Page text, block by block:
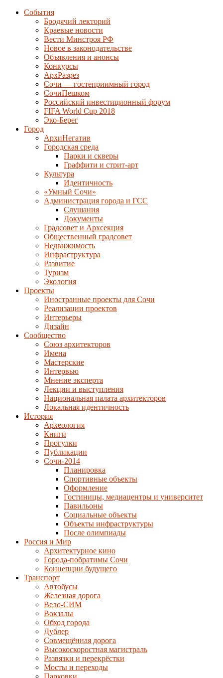
События
Бродячий лекторий
Краевые новости
Вести Минстроя РФ
Новое в законодательстве
Объявления и анонсы
Конкурсы
АрхРазрез
Сочи — гостеприимный город
СочиПешком
Российский инвестиционный форум
FIFA World Cup 2018
Эко-Берег
Город
АрхиНегатив
Городская среда
Парки и скверы
Граффити и стрит-арт
Культура
Идентичность
«Умный Сочи»
Администрация города и ГСС
Слушания
Документы
Градсовет и Архсекция
Общественный градсовет
Недвижимость
Инфраструктура
Развитие
Туризм
Экология
Проекты
Иностранные проекты для Сочи
Реализации проектов
Интерьеры
Дизайн
Сообщество
Союз архитекторов
Имена
Мастерские
Интервью
Мнение эксперта
Лекции и выступления
Национальная палата архитекторов
Локальная идентичность
История
Археология
Книги
Прогулки
Публикации
Сочи-2014
Планировка
Спортивные объекты
Оформление
Гостиницы, медиацентры и университет
Павильоны
Социальные объекты
Объекты инфраструктуры
После олимпиады
Россия и Мир
Архитектурное кино
Города-побратимы Сочи
Концепции будущего
Транспорт
Автобусы
Железная дорога
Вело-СИМ
Вокзалы
Обход города
Дублер
Совмещённая дорога
Высокоскоростная магистраль
Развязки и перекрёстки
Мосты и переходы
Парковки